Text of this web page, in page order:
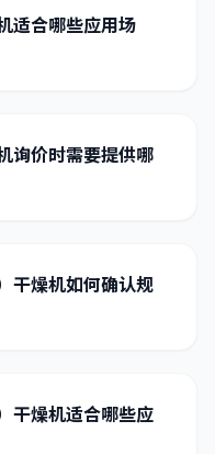
适合哪些应用场
询价时需要提供哪
干燥机如何确认规
干燥机适合哪些应